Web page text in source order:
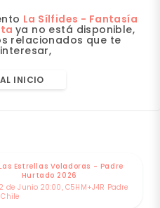
La Sílfides - Fantasía
ya no está disponible,
relacionados que te
INICIO
Estrellas Voladoras - Padre
Hurtado 2026
de Junio 20:00, C5HM+J4R Padre